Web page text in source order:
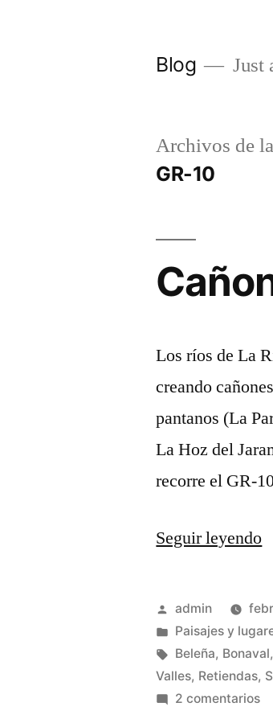
Blog Just
Archivos de
GR-10
Los ríos de La
creando
pantanos (La
La Hoz del
recorre el GR-
Seguir leyendo
Publicado
por
admin
Publicado
en
Paisajes y
Etiquetas:
Beleña, Bonaval,
Valles, Retiendas,
2 comentariosen